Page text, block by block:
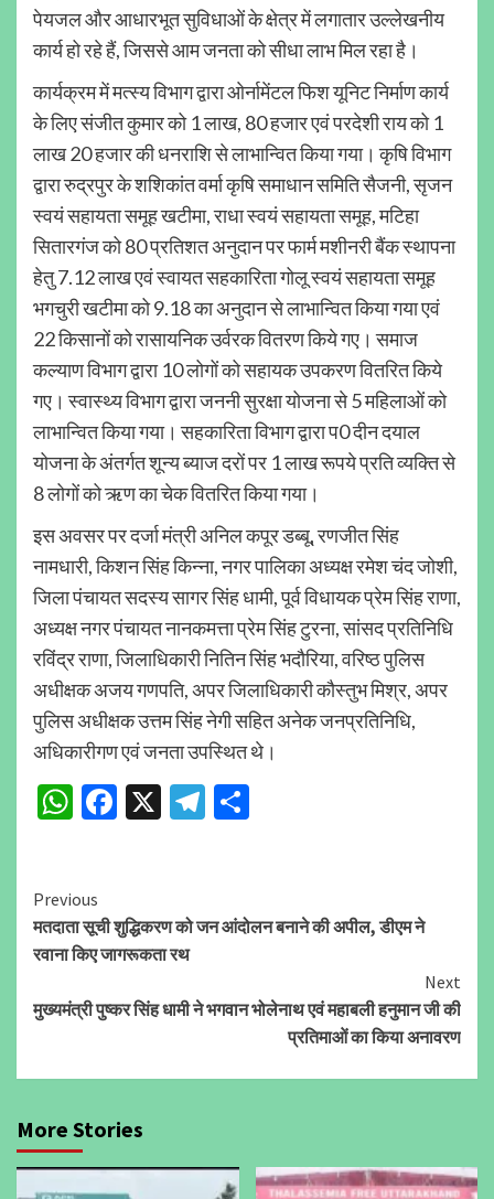
पेयजल और आधारभूत सुविधाओं के क्षेत्र में लगातार उल्लेखनीय
कार्य हो रहे हैं, जिससे आम जनता को सीधा लाभ मिल रहा है।
कार्यक्रम में मत्स्य विभाग द्वारा ओर्नामेंटल फिश यूनिट निर्माण कार्य
के लिए संजीत कुमार को 1 लाख, 80 हजार एवं परदेशी राय को 1
लाख 20 हजार की धनराशि से लाभान्वित किया गया। कृषि विभाग
द्वारा रुद्रपुर के शशिकांत वर्मा कृषि समाधान समिति सैजनी, सृजन
स्वयं सहायता समूह खटीमा, राधा स्वयं सहायता समूह, मटिहा
सितारगंज को 80 प्रतिशत अनुदान पर फार्म मशीनरी बैंक स्थापना
हेतु 7.12 लाख एवं स्वायत सहकारिता गोलू स्वयं सहायता समूह
भगचुरी खटीमा को 9.18 का अनुदान से लाभान्वित किया गया एवं
22 किसानों को रासायनिक उर्वरक वितरण किये गए। समाज
कल्याण विभाग द्वारा 10 लोगों को सहायक उपकरण वितरित किये
गए। स्वास्थ्य विभाग द्वारा जननी सुरक्षा योजना से 5 महिलाओं को
लाभान्वित किया गया। सहकारिता विभाग द्वारा प0 दीन दयाल
योजना के अंतर्गत शून्य ब्याज दरों पर 1 लाख रूपये प्रति व्यक्ति से
8 लोगों को ऋण का चेक वितरित किया गया।
इस अवसर पर दर्जा मंत्री अनिल कपूर डब्बू, रणजीत सिंह
नामधारी, किशन सिंह किन्ना, नगर पालिका अध्यक्ष रमेश चंद जोशी,
जिला पंचायत सदस्य सागर सिंह धामी, पूर्व विधायक प्रेम सिंह राणा,
अध्यक्ष नगर पंचायत नानकमत्ता प्रेम सिंह टुरना, सांसद प्रतिनिधि
रविंद्र राणा, जिलाधिकारी नितिन सिंह भदौरिया, वरिष्ठ पुलिस
अधीक्षक अजय गणपति, अपर जिलाधिकारी कौस्तुभ मिश्र, अपर
पुलिस अधीक्षक उत्तम सिंह नेगी सहित अनेक जनप्रतिनिधि,
अधिकारीगण एवं जनता उपस्थित थे।
WhatsApp
Facebook
X Telegram
Continue
Reading
Previous
मतदाता सूची शुद्धिकरण को जन आंदोलन बनाने की अपील, डीएम ने
रवाना किए जागरूकता रथ
Next
मुख्यमंत्री पुष्कर सिंह धामी ने भगवान भोलेनाथ एवं महाबली हनुमान जी की
प्रतिमाओं का किया अनावरण
More Stories